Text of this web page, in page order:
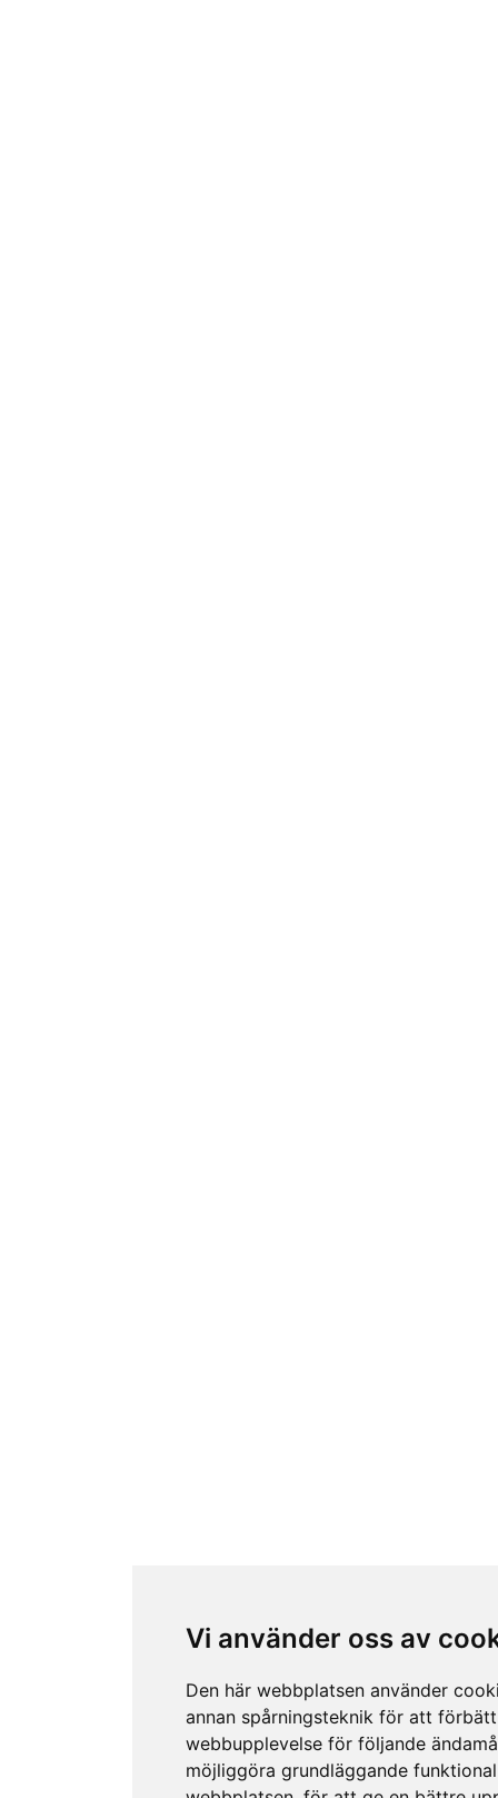
Vi använder oss av
Den här webbplatsen använder
annan spårningsteknik för att
webbupplevelse för följande
möjliggöra grundläggande